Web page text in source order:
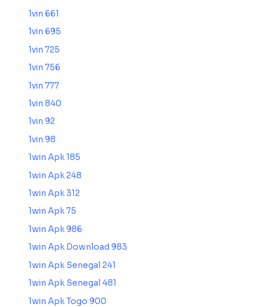
1vin 661
1vin 695
1vin 725
1vin 756
1vin 777
1vin 840
1vin 92
1vin 98
1win Apk 185
1win Apk 248
1win Apk 312
1win Apk 75
1win Apk 986
1win Apk Download 983
1win Apk Senegal 241
1win Apk Senegal 481
1win Apk Togo 900